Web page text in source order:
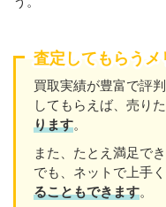
査定してもらうメ
買取実績が豊富で評
してもらえば、売り
ります。
また、たとえ満足で
でも、ネットで上手く
ることもできます。